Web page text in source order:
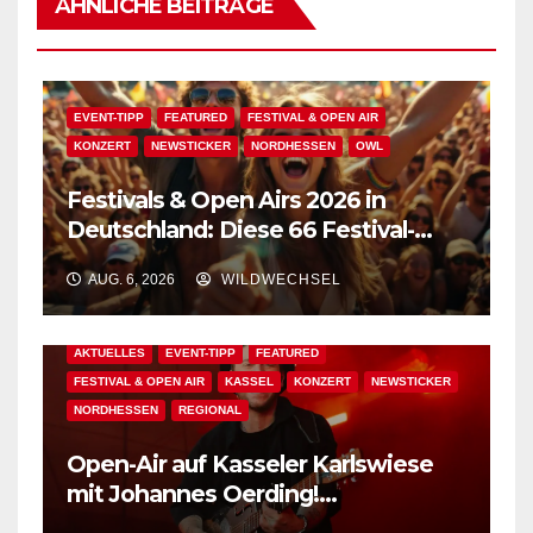
ÄHNLICHE BEITRÄGE
EVENT-TIPP FEATURED FESTIVAL & OPEN AIR
KONZERT NEWSTICKER NORDHESSEN OWL
Festivals & Open Airs 2026 in
Deutschland: Diese 66 Festival-
Events warten auf Dich!
AUG. 6, 2026 WILDWECHSEL
AKTUELLES EVENT-TIPP FEATURED
FESTIVAL & OPEN AIR KASSEL KONZERT NEWSTICKER
NORDHESSEN REGIONAL
Open-Air auf Kasseler Karlswiese
mit Johannes Oerding!
Zusatzkontingent an Tickets